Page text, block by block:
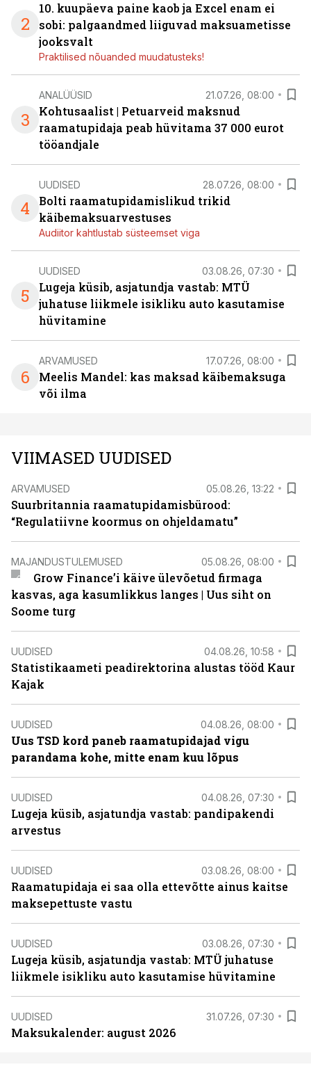
2
10. kuupäeva paine kaob ja Excel enam ei
sobi: palgaandmed liiguvad maksuametisse
jooksvalt
Praktilised nõuanded muudatusteks!
3
ANALÜÜSID 21.07.26, 08:00
Kohtusaalist | Petuarveid maksnud
raamatupidaja peab hüvitama 37 000 eurot
tööandjale
4
UUDISED 28.07.26, 08:00
Bolti raamatupidamislikud trikid
käibemaksuarvestuses
Audiitor kahtlustab süsteemset viga
5
UUDISED 03.08.26, 07:30
Lugeja küsib, asjatundja vastab: MTÜ
juhatuse liikmele isikliku auto kasutamise
hüvitamine
6
ARVAMUSED 17.07.26, 08:00
Meelis Mandel: kas maksad käibemaksuga
või ilma
VIIMASED UUDISED
ARVAMUSED 05.08.26, 13:22
Suurbritannia raamatupidamisbürood:
“Regulatiivne koormus on ohjeldamatu”
MAJANDUSTULEMUSED 05.08.26, 08:00
Grow Finance’i käive ülevõetud firmaga
kasvas, aga kasumlikkus langes | Uus siht on
Soome turg
UUDISED 04.08.26, 10:58
Statistikaameti peadirektorina alustas tööd Kaur
Kajak
UUDISED 04.08.26, 08:00
Uus TSD kord paneb raamatupidajad vigu
parandama kohe, mitte enam kuu lõpus
UUDISED 04.08.26, 07:30
Lugeja küsib, asjatundja vastab: pandipakendi
arvestus
UUDISED 03.08.26, 08:00
Raamatupidaja ei saa olla ettevõtte ainus kaitse
maksepettuste vastu
UUDISED 03.08.26, 07:30
Lugeja küsib, asjatundja vastab: MTÜ juhatuse
liikmele isikliku auto kasutamise hüvitamine
UUDISED 31.07.26, 07:30
Maksukalender: august 2026